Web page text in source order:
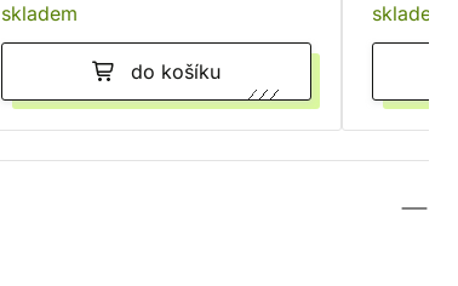
skladem
do košíku
skladem